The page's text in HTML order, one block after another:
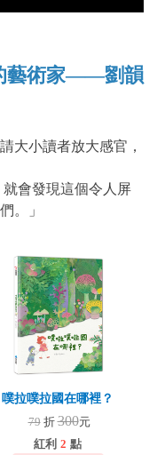
藝術家——劉韻
大小讀者放大感官，
會發現這個令人屏
。」
噗拉噗拉國在哪裡？
79 折300元
紅利 2 點